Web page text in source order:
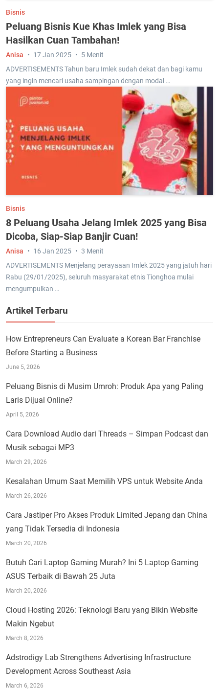
Bisnis
Peluang Bisnis Kue Khas Imlek yang Bisa
Hasilkan Cuan Tambahan!
ADVERTISEMENTS Tahun baru Imlek sudah dekat dan bagi kamu
yang ingin mencari usaha sampingan dengan modal …
Anisa 17 Jan 2025 5 Menit
Bisnis
8 Peluang Usaha Jelang Imlek 2025 yang Bisa
Dicoba, Siap-Siap Banjir Cuan!
ADVERTISEMENTS Menjelang perayaaan Imlek 2025 yang jatuh hari
Rabu (29/01/2025), seluruh masyarakat etnis Tionghoa mulai
mengumpulkan …
Anisa 16 Jan 2025 3 Menit
Artikel Terbaru
How Entrepreneurs Can Evaluate a Korean Bar Franchise
Before Starting a Business
June 5, 2026
Peluang Bisnis di Musim Umroh: Produk Apa yang Paling
Laris Dijual Online?
April 5, 2026
Cara Download Audio dari Threads – Simpan Podcast dan
Musik sebagai MP3
March 29, 2026
Kesalahan Umum Saat Memilih VPS untuk Website Anda
March 26, 2026
Cara Jastiper Pro Akses Produk Limited Jepang dan China
yang Tidak Tersedia di Indonesia
March 20, 2026
Butuh Cari Laptop Gaming Murah? Ini 5 Laptop Gaming
ASUS Terbaik di Bawah 25 Juta
March 20, 2026
Cloud Hosting 2026: Teknologi Baru yang Bikin Website
Makin Ngebut
March 8, 2026
Adstrodigy Lab Strengthens Advertising Infrastructure
Development Across Southeast Asia
March 6, 2026